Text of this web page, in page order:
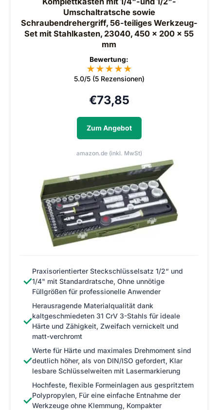
Umschaltratsche sowie
Schraubendrehergriff, 56-teiliges Werkzeug-
Set mit Stahlkasten, 23040, 450 x 200 x 55
mm
Bewertung:
★★★★★
5.0/5 (5 Rezensionen)
€73,85
Zum Angebot
amazon.de (inkl. MwSt)
✓
Praxisorientierter Steckschlüsselsatz 1/2“ und
1/4" mit Standardratsche, Ohne unnötige
Füllgrößen für professionelle Anwender
✓
Herausragende Materialqualität dank
kaltgeschmiedeten 31 CrV 3-Stahls für ideale
Härte und Zähigkeit, Zweifach vernickelt und
matt-verchromt
✓
Werte für Härte und maximales Drehmoment sind
deutlich höher, als von DIN/ISO gefordert, Klar
lesbare Schlüsselweiten mit Lasermarkierung
✓
Hochfeste, flexible Formeinlagen aus gespritztem
Polypropylen, Für eine einfache Entnahme der
Werkzeuge ohne Klemmung, Kompakter